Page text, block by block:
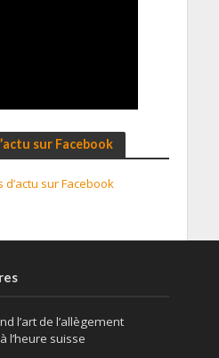
sur Facebook
sur Facebook
l’art de l’allègement
l’heure suisse